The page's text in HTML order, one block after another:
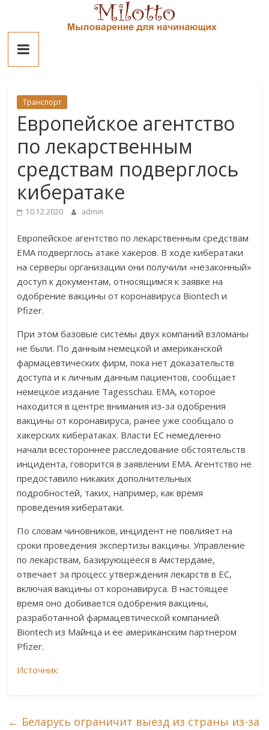
contentМилотто
Транспорт
Европейское агентство
по лекарственным
средствам подверглось
кибератаке
10.12.2020 admin
Европейское агентство по лекарственным средствам
EMA подверглось атаке хакеров. В ходе кибератаки
на серверы организации они получили «незаконный»
доступ к документам, относящимся к заявке на
одобрение вакцины от коронавируса Biontech и
Pfizer.
При этом базовые системы двух компаний взломаны
не были. По данным немецкой и американской
фармацевтических фирм, пока нет доказательств
доступа и к личным данным пациентов, сообщает
немецкое издание Tagesschau. EMA, которое
находится в центре внимания из-за одобрения
вакцины от коронавируса, ранее уже сообщало о
хакерских кибератаках. Власти ЕС немедленно
начали всестороннее расследование обстоятельств
инцидента, говорится в заявлении EMA. Агентство не
предоставило никаких дополнительных
подробностей, таких, например, как время
проведения кибератаки.
По словам чиновников, инцидент не повлияет на
сроки проведения экспертизы вакцины. Управление
по лекарствам, базирующееся в Амстердаме,
отвечает за процесс утверждения лекарств в ЕС,
включая вакцины от коронавируса. В настоящее
время оно добивается одобрения вакцины,
разработанной фармацевтической компанией
Biontech из Майнца и ее американским партнером
Pfizer.
Источник
← Беларусь ограничит выезд из страны из-за